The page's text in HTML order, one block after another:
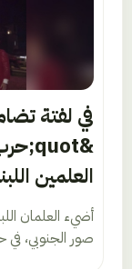
في لفتة
العلمين
صور الجنوبي،